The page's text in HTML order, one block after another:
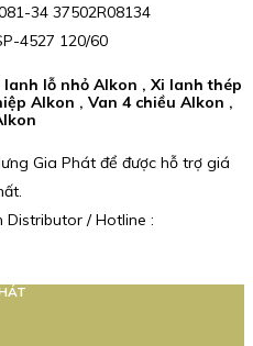
34 37502R08134
4527 120/60
lỗ nhỏ Alkon , Xi lanh thép
Alkon , Van 4 chiều Alkon ,
Gia Phát để được hỗ trợ giá
/ Hotline :